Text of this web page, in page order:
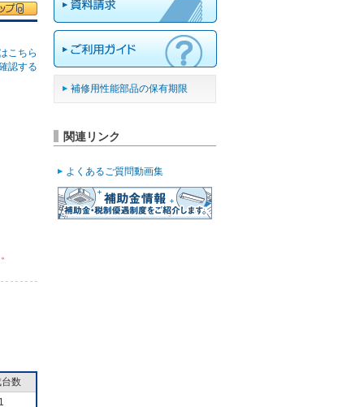
こちら
認する
数
補修用性能部品の保有期限
関連リンク
よくあるご質問動画集